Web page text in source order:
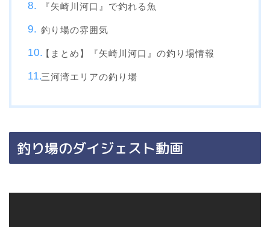
『矢崎川河口』で釣れる魚
釣り場の雰囲気
【まとめ】『矢崎川河口』の釣り場情報
三河湾エリアの釣り場
釣り場のダイジェスト動画